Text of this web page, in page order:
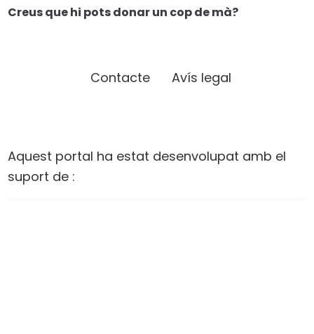
Creus que hi pots donar un cop de mà?
Contacte Avís legal
Aquest portal ha estat desenvolupat amb el
suport de :